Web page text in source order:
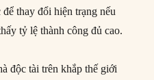
thay đổi hiện trạng nếu
tỷ lệ thành công đủ cao.
độc tài trên khắp thế giới